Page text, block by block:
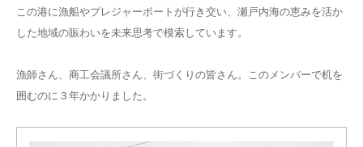
この港に漁船やプレジャーボートが行き交い、瀬戸内海の恵みを活か
した地域の賑わいを未来思考で模索しています。
漁師さん、商工会議所さん、街づくりの皆さん。このメンバーで机を
囲むのに３年かかりました。